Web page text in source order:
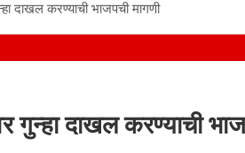
दाखल करण्याची भाजपची मागणी
गुन्हा दाखल करण्याची